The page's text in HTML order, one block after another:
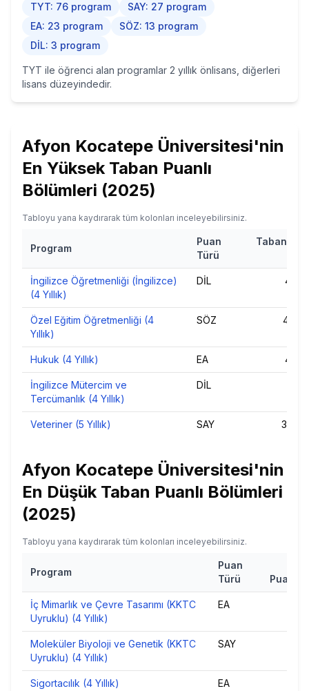
TYT: 76 program SAY: 27 program
EA: 23 program SÖZ: 13 program
DİL: 3 program
TYT ile öğrenci alan programlar 2 yıllık önlisans, diğerleri
lisans düzeyindedir.
Afyon Kocatepe Üniversitesi'nin
En Yüksek Taban Puanlı
Bölümleri (2025)
Tabloyu yana kaydırarak tüm kolonları inceleyebilirsiniz.
Program
Puan
Türü
Taban
İngilizce Öğretmenliği (İngilizce)
(4 Yıllık)
DİL
Özel Eğitim Öğretmenliği (4
Yıllık)
SÖZ
Hukuk (4 Yıllık) EA
İngilizce Mütercim ve
Tercümanlık (4 Yıllık)
DİL
Veteriner (5 Yıllık) SAY
Afyon Kocatepe Üniversitesi'nin
En Düşük Taban Puanlı Bölümleri
(2025)
Tabloyu yana kaydırarak tüm kolonları inceleyebilirsiniz.
Program
Puan
Türü
Puan
İç Mimarlık ve Çevre Tasarımı (KKTC
Uyruklu) (4 Yıllık)
EA
Moleküler Biyoloji ve Genetik (KKTC
Uyruklu) (4 Yıllık)
SAY
Sigortacılık (4 Yıllık) EA